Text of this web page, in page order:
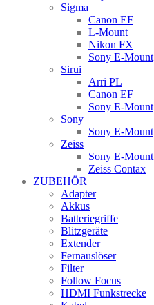
Sigma
Canon EF
L-Mount
Nikon FX
Sony E-Mount
Sirui
Arri PL
Canon EF
Sony E-Mount
Sony
Sony E-Mount
Zeiss
Sony E-Mount
Zeiss Contax
ZUBEHÖR
Adapter
Akkus
Batteriegriffe
Blitzgeräte
Extender
Fernauslöser
Filter
Follow Focus
HDMI Funkstrecke